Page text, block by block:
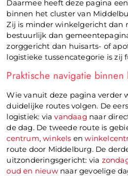
Daarmee heeft deze pagina
binnen het cluster van
Zij is minder winkelgericht dan
bestuurlijk dan
zorggericht dan huisarts- of
logistieke tussencategorie is zij
Praktische navigatie binnen
Wie vanuit deze pagina verder
duidelijke routes volgen. De
logistiek: viavandaag naar
de dag. De tweede route is
centrum,winkels en
route door Middelburg. De
uitzonderingsgericht: via
oud en nieuwnaar gevoelige